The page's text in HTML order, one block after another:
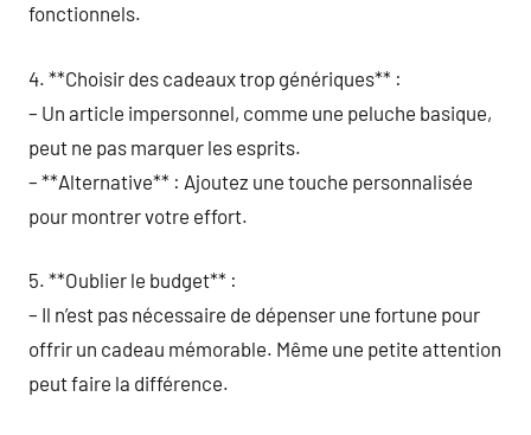
fonctionnels.
4. **Choisir des cadeaux trop génériques** :
– Un article impersonnel, comme une peluche basique,
peut ne pas marquer les esprits.
– **Alternative** : Ajoutez une touche personnalisée
pour montrer votre effort.
5. **Oublier le budget** :
– Il n’est pas nécessaire de dépenser une fortune pour
offrir un cadeau mémorable. Même une petite attention
peut faire la différence.